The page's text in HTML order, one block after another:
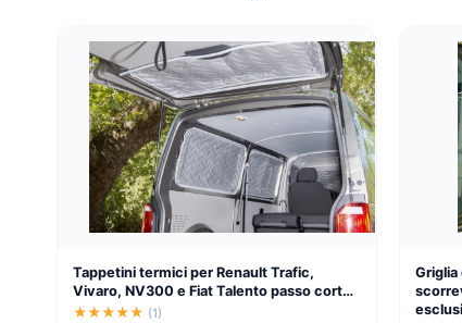
Tappetini termici per Renault Trafic,
Vivaro, NV300 e Fiat Talento passo corto
e lungo, 8 pezzi
★★★★★ (1)